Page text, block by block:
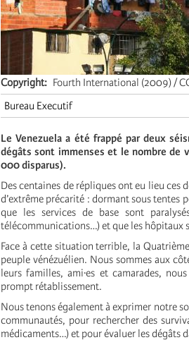
Copyright
Fourth International (2009) /
Bureau Executif
Le Venezuela a été frappé par deux
dégâts sont immenses et le nombre de
000 disparus).
Des centaines de répliques ont eu lieu ces
d’extrême précarité : dormant sous tentes
que les services de base sont
télécommunications…) et que les hôpitaux
Face à cette situation terrible, la
peuple vénézuélien. Nous sommes aux
leurs familles, ami·es et camarades,
prompt rétablissement.
Nous tenons également à exprimer notre
communautés, pour rechercher des
médicaments…) et pour évaluer les dégâts